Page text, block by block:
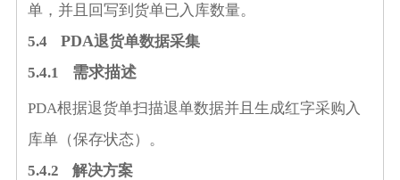
单，并且回写到货单已入库数量。
5.4 PDA退货单数据采集
5.4.1
需求描述
PDA根据退货单扫描退单数据并且生成红字采购入
库单（保存状态）。
5.4.2
解决方案